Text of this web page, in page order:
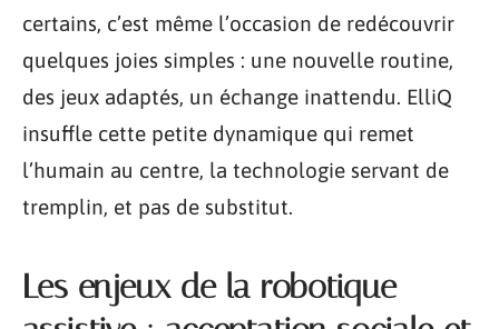
certains, c’est même l’occasion de redécouvrir
quelques joies simples : une nouvelle routine,
des jeux adaptés, un échange inattendu. ElliQ
insuffle cette petite dynamique qui remet
l’humain au centre, la technologie servant de
tremplin, et pas de substitut.
Les enjeux de la robotique